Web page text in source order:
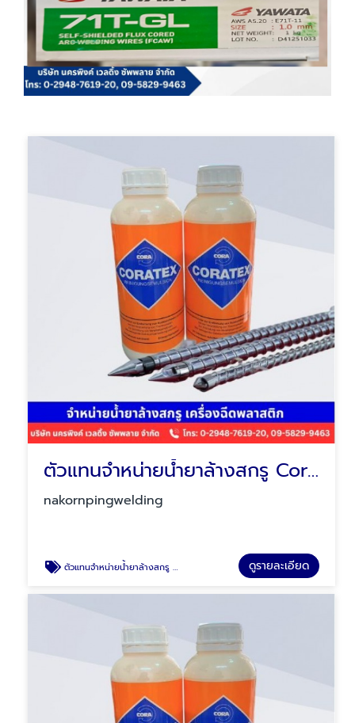
ตัวแทนจำหน่ายน้ำยาล้างสกรู Coratex
nakornpingwelding
ตัวแทนจำหน่ายน้ำยาล้างสกรู Coratex ดูรายละเอียด